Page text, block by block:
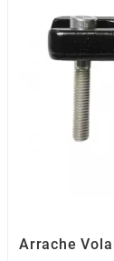
CIF
CL
CONTI
Arrache